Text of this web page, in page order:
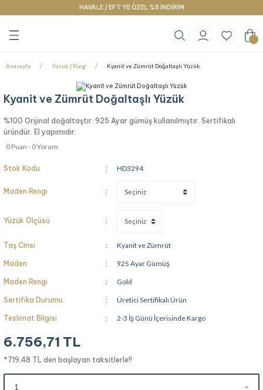
HAVALE / EFT’YE ÖZEL %5 İNDİRİM
Geri Dön
Geri Dön
Geri Dön
Anasayfa Yüzük | Ring Kyanit ve Zümrüt Doğaltaşlı Yüzük
Kyanit ve Zümrüt Doğaltaşlı Yüzük
%100 Orijinal doğaltaştır. 925 Ayar gümüş kullanılmıştır. Sertifikalı
üründür. El yapımıdır.
0 Puan - 0 Yorum
Stok Kodu HD3294
Maden Rengi
Yüzük Ölçüsü
Taş Cinsi Kyanit ve Zümrüt
Maden 925 Ayar Gümüş
Maden Rengi Gold
Sertifika Durumu Üretici Sertifikalı Ürün
Teslimat Bilgisi 2-3 İş Günü İçerisinde Kargo
6.756,71 TL
*719,48 TL den başlayan taksitlerle!!